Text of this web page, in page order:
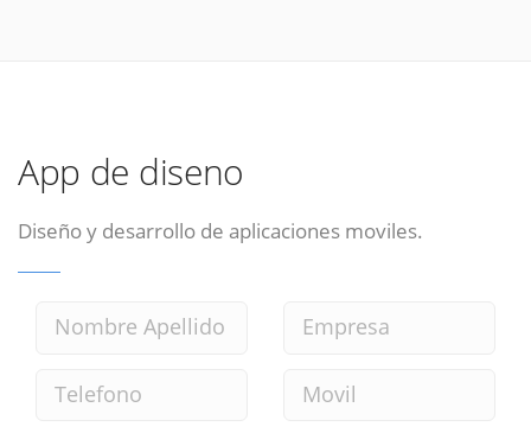
App de diseno
Diseño y desarrollo de aplicaciones moviles.